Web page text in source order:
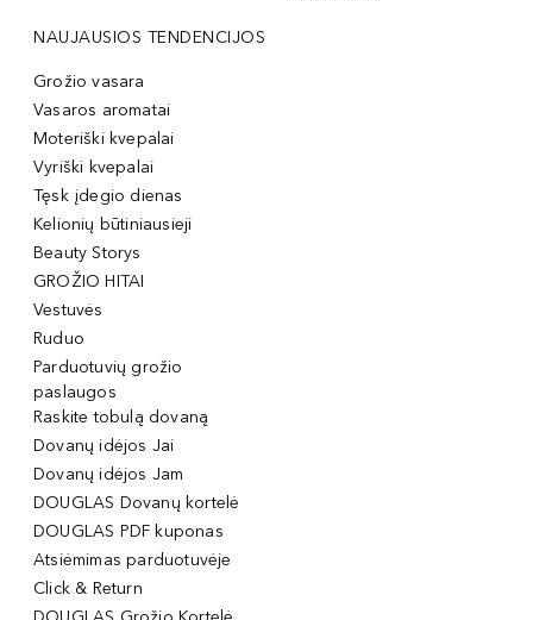
NAUJAUSIOS TENDENCIJOS
Grožio vasara
Vasaros aromatai
Moteriški kvepalai
Vyriški kvepalai
Tęsk įdegio dienas
Kelionių būtiniausieji
Beauty Storys
GROŽIO HITAI
Vestuvės
Ruduo
Parduotuvių grožio
paslaugos
Raskite tobulą dovaną
Dovanų idėjos Jai
Dovanų idėjos Jam
DOUGLAS Dovanų kortelė
DOUGLAS PDF kuponas
Atsiėmimas parduotuvėje
Click & Return